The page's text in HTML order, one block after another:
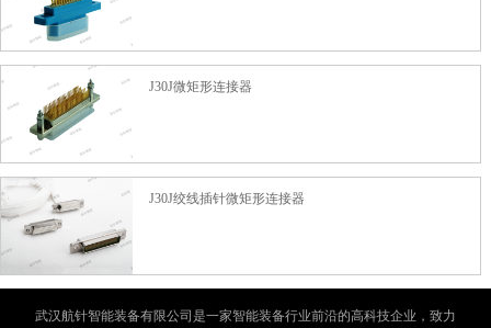
J30J微矩形连接器
J30J绞线插针微矩形连接器
武汉航针智能装备有限公司是一家智能装备行业前沿的高科技企业，致力